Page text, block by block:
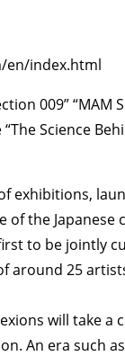
en/index.html
009” “MAM
Science
exhibitions,
the
to be jointly
around 25
will take a
An era such